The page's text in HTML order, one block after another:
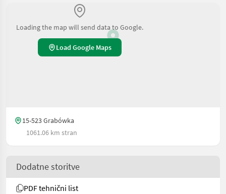
Loading the map will send data to Google.
Load Google Maps
15-523 Grabówka
1061.06 km stran
Dodatne storitve
PDF tehnični list